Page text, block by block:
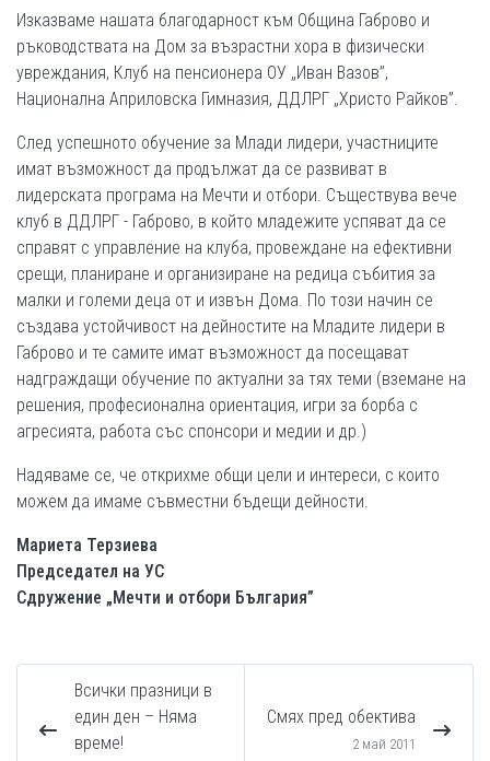
Изказваме нашата благодарност към Община Габрово и
ръководствата на Дом за възрастни хора в физически
увреждания, Клуб на пенсионера ОУ „Иван Вазов”,
Национална Априловска Гимназия, ДДЛРГ „Христо Райков”.
След успешното обучение за Млади лидери, участниците
имат възможност да продължат да се развиват в
лидерската програма на Мечти и отбори. Съществува вече
клуб в ДДЛРГ - Габрово, в който младежите успяват да се
справят с управление на клуба, провеждане на ефективни
срещи, планиране и организиране на редица събития за
малки и големи деца от и извън Дома. По този начин се
създава устойчивост на дейностите на Младите лидери в
Габрово и те самите имат възможност да посещават
надграждащи обучение по актуални за тях теми (вземане на
решения, професионална ориентация, игри за борба с
агресията, работа със спонсори и медии и др.)
Надяваме се, че открихме общи цели и интереси, с които
можем да имаме съвместни бъдещи дейности.
Мариета Терзиева
Председател на УС
Сдружение „Мечти и отбори България”
Всички празници в
един ден – Няма
време!
Смях пред обектива
2 май 2011